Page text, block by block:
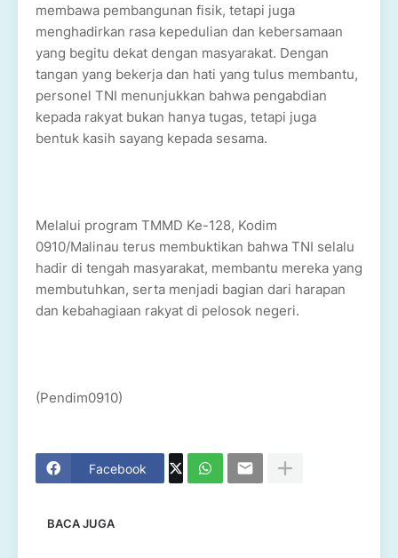
membawa pembangunan fisik, tetapi juga
menghadirkan rasa kepedulian dan kebersamaan
yang begitu dekat dengan masyarakat. Dengan
tangan yang bekerja dan hati yang tulus membantu,
personel TNI menunjukkan bahwa pengabdian
kepada rakyat bukan hanya tugas, tetapi juga
bentuk kasih sayang kepada sesama.
Melalui program TMMD Ke-128, Kodim
0910/Malinau terus membuktikan bahwa TNI selalu
hadir di tengah masyarakat, membantu mereka yang
membutuhkan, serta menjadi bagian dari harapan
dan kebahagiaan rakyat di pelosok negeri.
(Pendim0910)
Facebook
BACA JUGA